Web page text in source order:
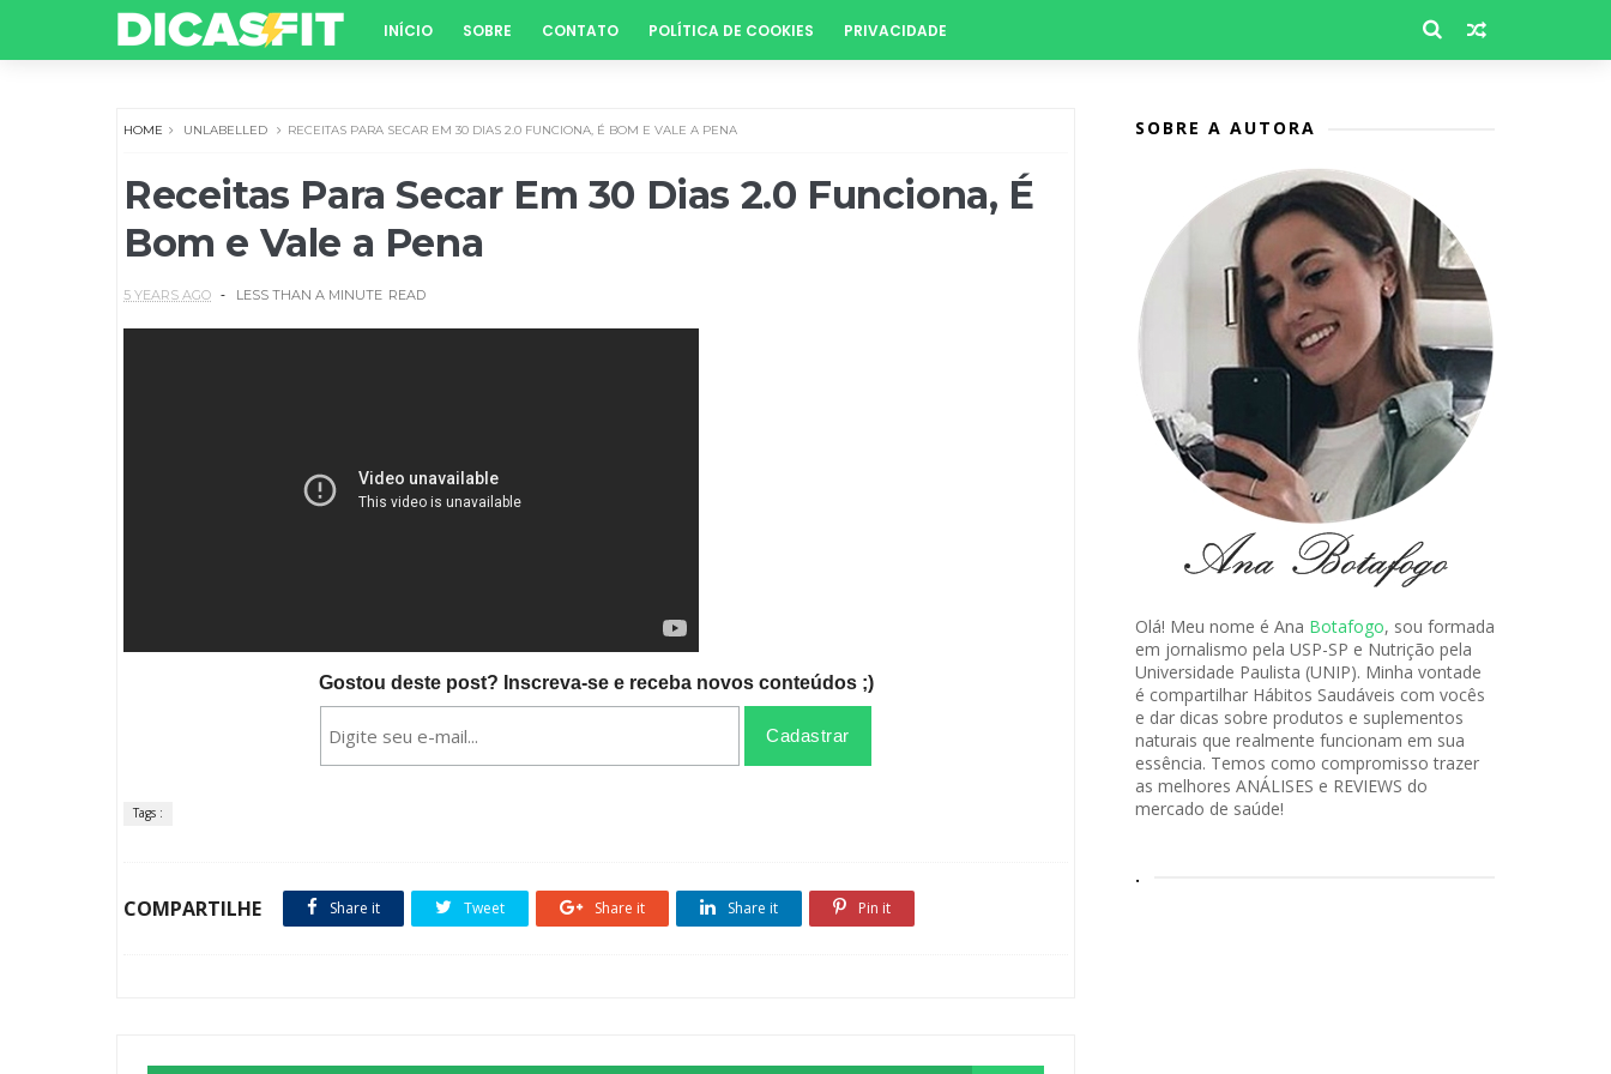
INÍCIO SOBRE CONTATO POLÍTICA DE COOKIES PRIVACIDADE
HOME UNLABELLED RECEITAS PARA SECAR EM 30 DIAS 2.0 FUNCIONA, É BOM E VALE A PENA
Receitas Para Secar Em 30 Dias 2.0 Funciona, É
Bom e Vale a Pena
5 YEARS AGO LESS THAN A MINUTE READ
Gostou deste post? Inscreva-se e receba novos conteúdos ;)
Tags :
COMPARTILHE Share it Tweet Share it Share it Pin it
SOBRE A AUTORA
Olá! Meu nome é Ana Botafogo, sou formada
em jornalismo pela USP-SP e Nutrição pela
Universidade Paulista (UNIP). Minha vontade
é compartilhar Hábitos Saudáveis com vocês
e dar dicas sobre produtos e suplementos
naturais que realmente funcionam em sua
essência. Temos como compromisso trazer
as melhores ANÁLISES e REVIEWS do
mercado de saúde!
.